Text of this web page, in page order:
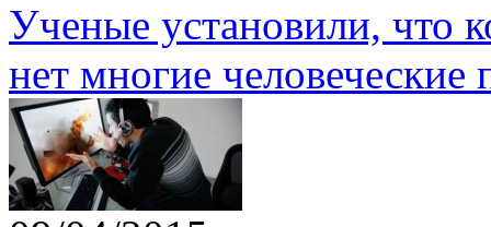
Ученые установили, что
нет многие человеческие